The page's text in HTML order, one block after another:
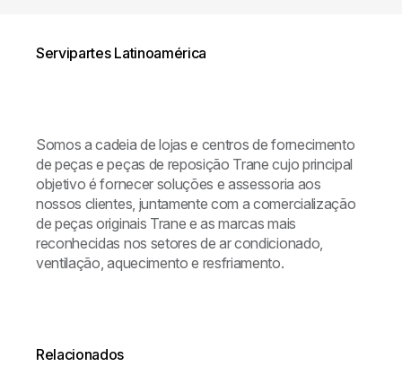
Servipartes Latinoamérica
Somos a cadeia de lojas e centros de fornecimento
de peças e peças de reposição Trane cujo principal
objetivo é fornecer soluções e assessoria aos
nossos clientes, juntamente com a comercialização
de peças originais Trane e as marcas mais
reconhecidas nos setores de ar condicionado,
ventilação, aquecimento e resfriamento.
Relacionados